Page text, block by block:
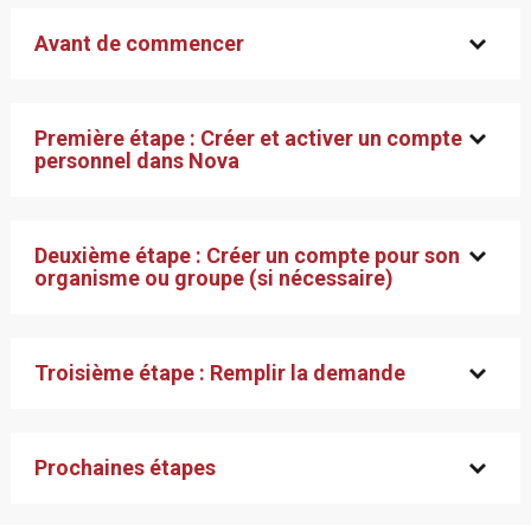
Avant de commencer
Première étape : Créer et activer un compte
personnel dans Nova
Deuxième étape : Créer un compte pour son
organisme ou groupe (si nécessaire)
Troisième étape : Remplir la demande
Prochaines étapes